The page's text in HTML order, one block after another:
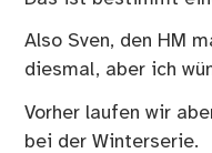
Also Sven, den HM
diesmal, aber ich
Vorher laufen wir
bei der Winterserie.